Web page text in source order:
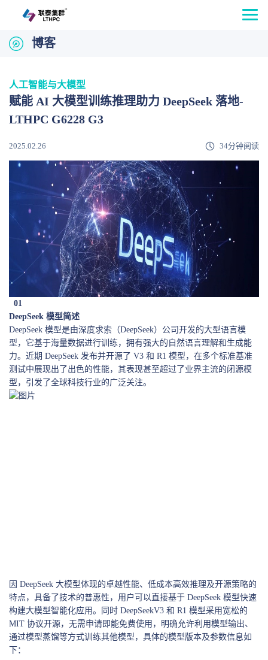
博客
人工智能与大模型
赋能 AI 大模型训练推理助力 DeepSeek 落地-
LTHPC G6228 G3
2025.02.26 34分钟阅读
01
DeepSeek 模型简述
DeepSeek 模型是由深度求索（DeepSeek）公司开发的大型语言模
型，它基于海量数据进行训练，拥有强大的自然语言理解和生成能
力。近期 DeepSeek 发布并开源了 V3 和 R1 模型，在多个标准基准
测试中展现出了出色的性能，其表现甚至超过了业界主流的闭源模
型，引发了全球科技行业的广泛关注。
因 DeepSeek 大模型体现的卓越性能、低成本高效推理及开源策略的
特点，具备了技术的普惠性，用户可以直接基于 DeepSeek 模型快速
构建大模型智能化应用。同时 DeepSeekV3 和 R1 模型采用宽松的
MIT 协议开源，无需申请即能免费使用，明确允许利用模型输出、
通过模型蒸馏等方式训练其他模型，具体的模型版本及参数信息如
下：